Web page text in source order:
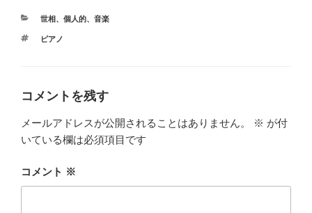
カ
ゴ
世相、 個人的、 音楽
タ
ピアノ
コメントを残す
メールアドレスが公開されることはありません。 ※ が付
いている欄は必須項目です
コメント ※